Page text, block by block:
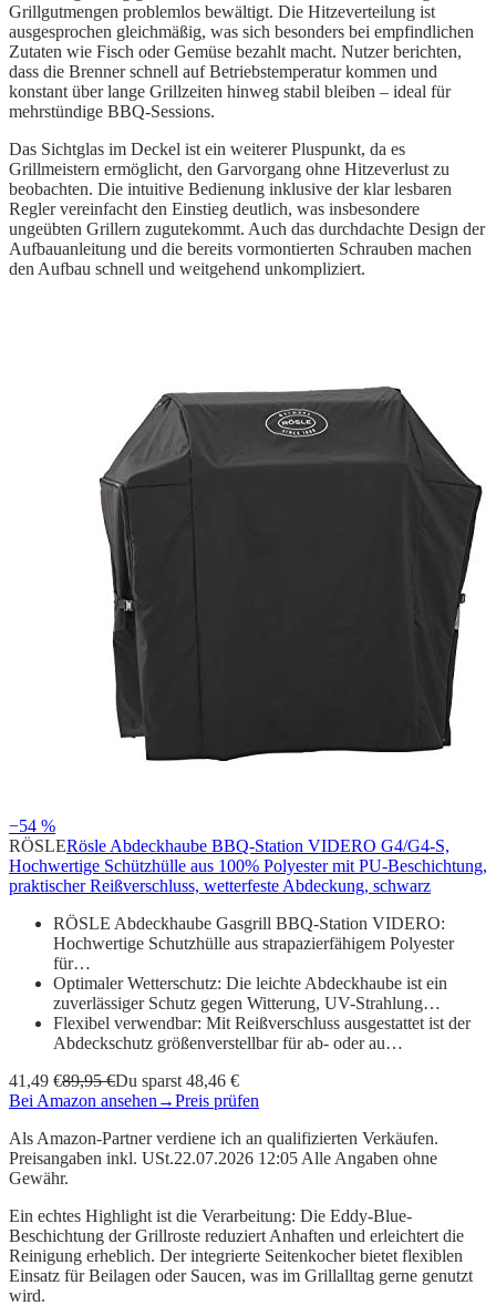
Grillgutmengen problemlos bewältigt. Die Hitzeverteilung ist
ausgesprochen gleichmäßig, was sich besonders bei empfindlichen
Zutaten wie Fisch oder Gemüse bezahlt macht. Nutzer berichten,
dass die Brenner schnell auf Betriebstemperatur kommen und
konstant über lange Grillzeiten hinweg stabil bleiben – ideal für
mehrstündige BBQ-Sessions.
Das Sichtglas im Deckel ist ein weiterer Pluspunkt, da es
Grillmeistern ermöglicht, den Garvorgang ohne Hitzeverlust zu
beobachten. Die intuitive Bedienung inklusive der klar lesbaren
Regler vereinfacht den Einstieg deutlich, was insbesondere
ungeübten Grillern zugutekommt. Auch das durchdachte Design der
Aufbauanleitung und die bereits vormontierten Schrauben machen
den Aufbau schnell und weitgehend unkompliziert.
−54 %
RÖSLERösle Abdeckhaube BBQ-Station VIDERO G4/G4-S,
Hochwertige Schützhülle aus 100% Polyester mit PU-Beschichtung,
praktischer Reißverschluss, wetterfeste Abdeckung, schwarz
RÖSLE Abdeckhaube Gasgrill BBQ-Station VIDERO:
Hochwertige Schutzhülle aus strapazierfähigem Polyester
für…
Optimaler Wetterschutz: Die leichte Abdeckhaube ist ein
zuverlässiger Schutz gegen Witterung, UV-Strahlung…
Flexibel verwendbar: Mit Reißverschluss ausgestattet ist der
Abdeckschutz größenverstellbar für ab- oder au…
41,49 €89,95 €Du sparst 48,46 €
Bei Amazon ansehen →Preis prüfen
Als Amazon-Partner verdiene ich an qualifizierten Verkäufen.
Preisangaben inkl. USt.22.07.2026 12:05 Alle Angaben ohne
Gewähr.
Ein echtes Highlight ist die Verarbeitung: Die Eddy-Blue-
Beschichtung der Grillroste reduziert Anhaften und erleichtert die
Reinigung erheblich. Der integrierte Seitenkocher bietet flexiblen
Einsatz für Beilagen oder Saucen, was im Grillalltag gerne genutzt
wird.